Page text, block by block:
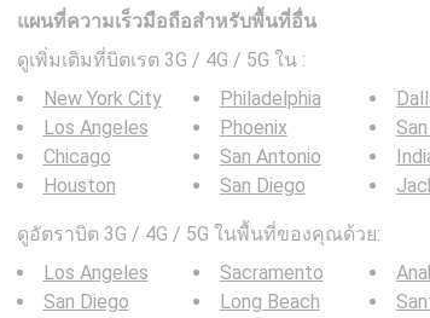
แผนที่ความเร็วมือถือสำหรับพื้นที่อื่น
ดูเพิ่มเติมที่บิตเรต 3G / 4G / 5G ใน :
New York City
Los Angeles
Chicago
Houston
Philadelphia
Phoenix
San Antonio
San Diego
ดูอัตราบิต 3G / 4G / 5G ในพื้นที่ของคุณด้วย:
Los Angeles
San Diego
Sacramento
Long Beach